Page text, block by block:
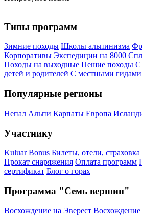
Типы программ
Зимние походы Школы альпинизма
Корпоративы Экспедиции на 8000
Походы на выходные Пешие походы С
детей и родителей С местными гидами
Популярные регионы
Непал Альпи Карпаты Европа
Участнику
Kuluar Bonus Билеты, отели, страховка
Прокат снаряжения Оплата программ
сертификат Блог о горах
Программа "Семь вершин"
Восхождение на Эверест Восхождение